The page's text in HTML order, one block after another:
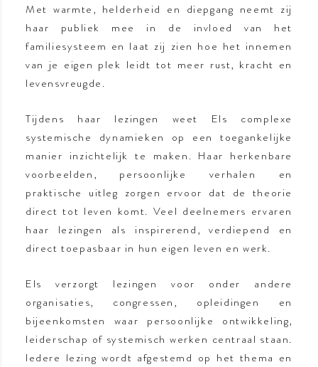
Met warmte, helderheid en diepgang neemt zij
haar publiek mee in de invloed van het
familiesysteem en laat zij zien hoe het innemen
van je eigen plek leidt tot meer rust, kracht en
levensvreugde.
Tijdens haar lezingen weet Els complexe
systemische dynamieken op een toegankelijke
manier inzichtelijk te maken. Haar herkenbare
voorbeelden, persoonlijke verhalen en
praktische uitleg zorgen ervoor dat de theorie
direct tot leven komt. Veel deelnemers ervaren
haar lezingen als inspirerend, verdiepend en
direct toepasbaar in hun eigen leven en werk.
Els verzorgt lezingen voor onder andere
organisaties, congressen, opleidingen en
bijeenkomsten waar persoonlijke ontwikkeling,
leiderschap of systemisch werken centraal staan.
Iedere lezing wordt afgestemd op het thema en